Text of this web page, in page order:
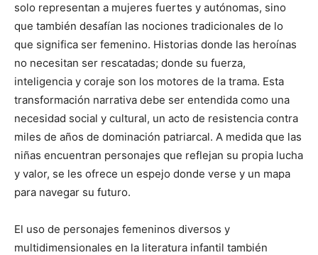
solo representan a mujeres fuertes y autónomas, sino
que también desafían las nociones tradicionales de lo
que significa ser femenino. Historias donde las heroínas
no necesitan ser rescatadas; donde su fuerza,
inteligencia y coraje son los motores de la trama. Esta
transformación narrativa debe ser entendida como una
necesidad social y cultural, un acto de resistencia contra
miles de años de dominación patriarcal. A medida que las
niñas encuentran personajes que reflejan su propia lucha
y valor, se les ofrece un espejo donde verse y un mapa
para navegar su futuro.
El uso de personajes femeninos diversos y
multidimensionales en la literatura infantil también